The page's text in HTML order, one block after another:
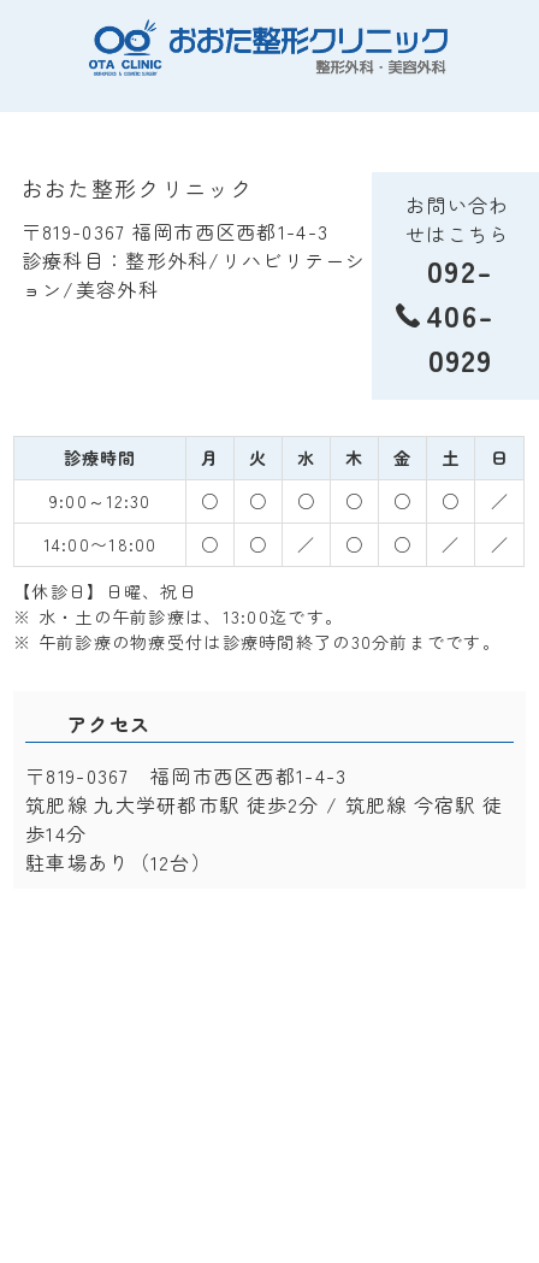
おおた整形クリニック
〒819-0367 福岡市西区西都1-4-3
診療科目：整形外科/リハビリテーシ
ョン/美容外科
お問い合わ
せはこちら
092-
406-
0929
診療時間 月 火 水 木 金 土
日
9:00～12:30
○ ○ ○ ○ ○ ○
／
14:00〜18:00
○ ○ ／ ○ ○ ／
／
【休診日】日曜、祝日
※ 水・土の午前診療は、13:00迄です。
※ 午前診療の物療受付は診療時間終了の30分前までです。
アクセス
〒819-0367 福岡市西区西都1-4-3
筑肥線 九大学研都市駅 徒歩2分 / 筑肥線 今宿駅 徒
歩14分
駐車場あり（12台）